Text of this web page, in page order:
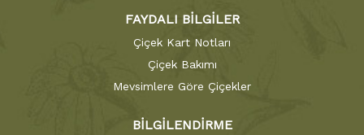
FAYDALI BİLGİLER
Çiçek Kart Notları
Çiçek Bakımı
Mevsimlere Göre Çiçekler
BİLGİLENDİRME